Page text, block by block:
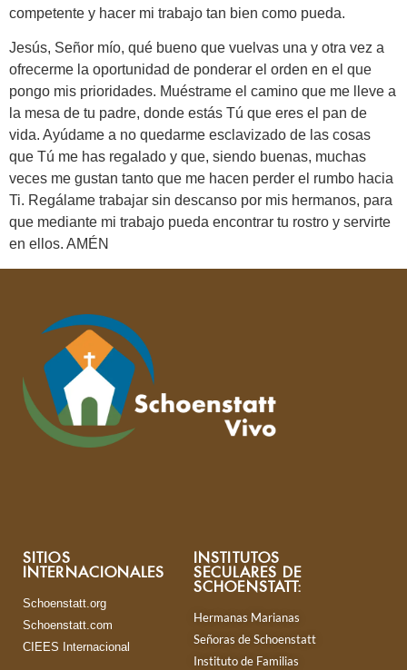
competente y hacer mi trabajo tan bien como pueda.
Jesús, Señor mío, qué bueno que vuelvas una y otra vez a
ofrecerme la oportunidad de ponderar el orden en el que
pongo mis prioridades. Muéstrame el camino que me lleve a
la mesa de tu padre, donde estás Tú que eres el pan de
vida. Ayúdame a no quedarme esclavizado de las cosas
que Tú me has regalado y que, siendo buenas, muchas
veces me gustan tanto que me hacen perder el rumbo hacia
Ti. Regálame trabajar sin descanso por mis hermanos, para
que mediante mi trabajo pueda encontrar tu rostro y servirte
en ellos. AMÉN
SITIOS
INTERNACIONALES
Schoenstatt.org
Schoenstatt.com
CIEES Internacional
INSTITUTOS
SECULARES DE
SCHOENSTATT:
Hermanas Marianas
Señoras de Schoenstatt
Instituto de Familias